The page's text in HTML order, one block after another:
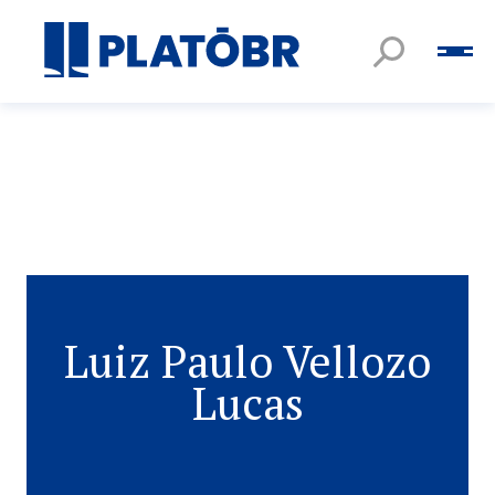
Luiz Paulo Vellozo
Lucas